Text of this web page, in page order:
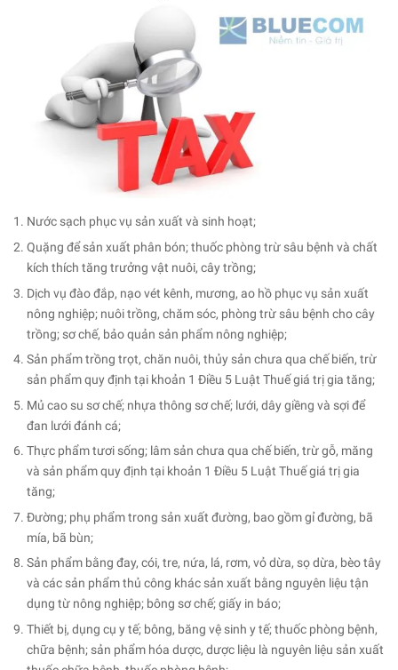
Nước sạch phục vụ sản xuất và sinh hoạt;
Quặng để sản xuất phân bón; thuốc phòng trừ sâu bệnh và chất
kích thích tăng trưởng vật nuôi, cây trồng;
Dịch vụ đào đắp, nạo vét kênh, mương, ao hồ phục vụ sản xuất
nông nghiệp; nuôi trồng, chăm sóc, phòng trừ sâu bệnh cho cây
trồng; sơ chế, bảo quản sản phẩm nông nghiệp;
Sản phẩm trồng trọt, chăn nuôi, thủy sản chưa qua chế biến, trừ
sản phẩm quy định tại khoản 1 Điều 5 Luật Thuế giá trị gia tăng;
Mủ cao su sơ chế; nhựa thông sơ chế; lưới, dây giềng và sợi để
đan lưới đánh cá;
Thực phẩm tươi sống; lâm sản chưa qua chế biến, trừ gỗ, măng
và sản phẩm quy định tại khoản 1 Điều 5 Luật Thuế giá trị gia
tăng;
Đường; phụ phẩm trong sản xuất đường, bao gồm gỉ đường, bã
mía, bã bùn;
Sản phẩm bằng đay, cói, tre, nứa, lá, rơm, vỏ dừa, sọ dừa, bèo tây
và các sản phẩm thủ công khác sản xuất bằng nguyên liệu tận
dụng từ nông nghiệp; bông sơ chế; giấy in báo;
Thiết bị, dụng cụ y tế; bông, băng vệ sinh y tế; thuốc phòng bệnh,
chữa bệnh; sản phẩm hóa dược, dược liệu là nguyên liệu sản xuất